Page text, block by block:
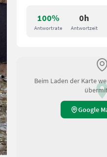
100%
Antwortrate
0h
Antwortzeit
Beim Laden der Karte
Google